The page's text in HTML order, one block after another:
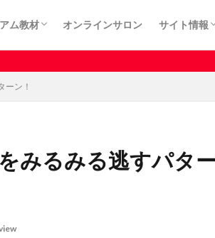
ム教材 オンラインサロン サイト情報
プライバ
利用規約
特定商取
有料
ーン！
みるみる逃すパタ